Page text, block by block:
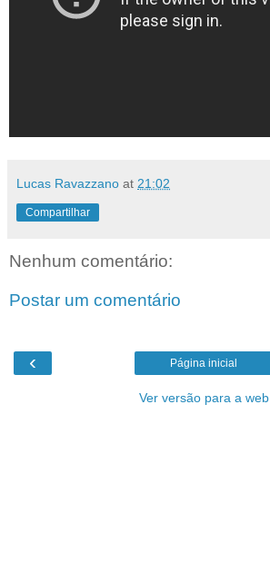
Lucas Ravazzano at 21:02
Compartilhar
Nenhum comentário:
Postar um comentário
‹ Página inicial
Ver versão para a web